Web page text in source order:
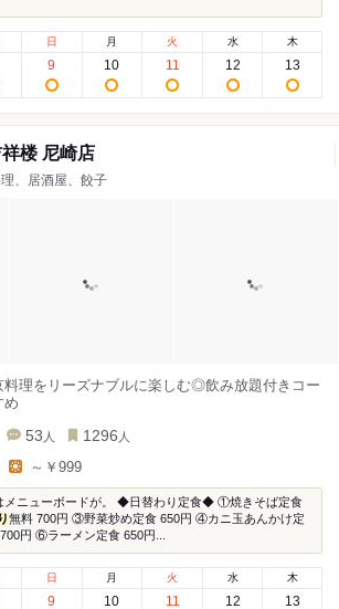
日
9
月
10
火
11
水
12
木
13
楼 尼崎店
、居酒屋、餃子
料理をリーズナブルに楽しむ◎飲み放題付きコー
め
53 人 1296 人
～￥999
メニューボードが。 ◆日替わり定食◆ ①焼きそば定食
無料 700円 ③野菜炒め定食 650円 ④カニ玉あんかけ定
円 ⑥ラーメン定食 650円...
日
9
月
10
火
11
水
12
木
13